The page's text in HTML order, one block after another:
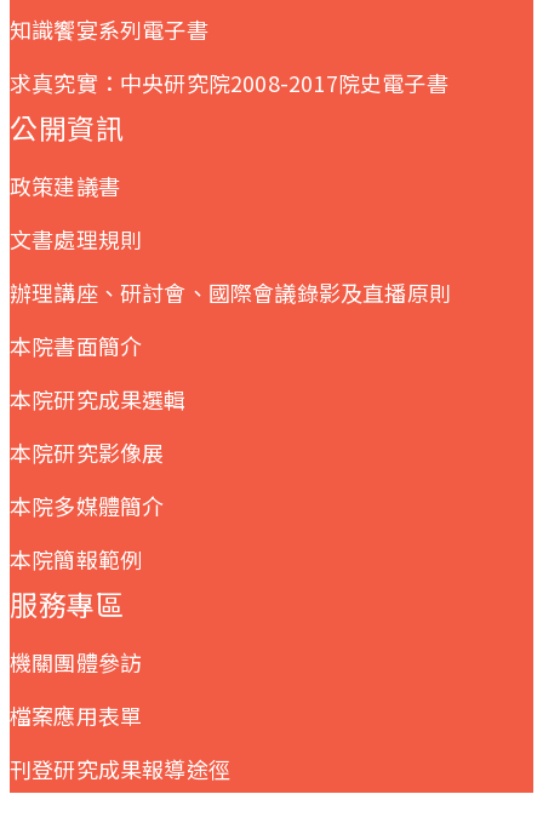
知識饗宴系列電子書
求真究實：中央研究院2008-2017院史電子書
公開資訊
政策建議書
文書處理規則
辦理講座、研討會、國際會議錄影及直播原則
本院書面簡介
本院研究成果選輯
本院研究影像展
本院多媒體簡介
本院簡報範例
服務專區
機關團體參訪
檔案應用表單
刊登研究成果報導途徑